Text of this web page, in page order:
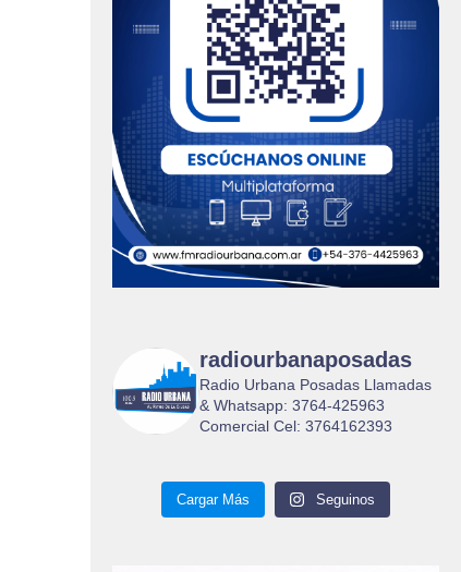
radiourbanaposadas
Radio Urbana Posadas Llamadas
& Whatsapp: 3764-425963
Comercial Cel: 3764162393
Cargar Más Seguinos